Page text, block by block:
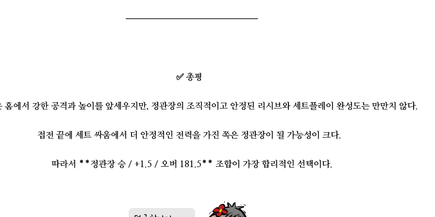
━━━━━━━━━━━━━━━━
✅ 총평
홈에서 강한 공격과 높이를 앞세우지만, 정관장의 조직적이고 안정된 리시브와 세트플레이 완성도는 만만치 않다.
접전 끝에 세트 싸움에서 더 안정적인 전력을 가진 쪽은 정관장이 될 가능성이 크다.
따라서 **정관장 승 / +1.5 / 오버 181.5** 조합이 가장 합리적인 선택이다.